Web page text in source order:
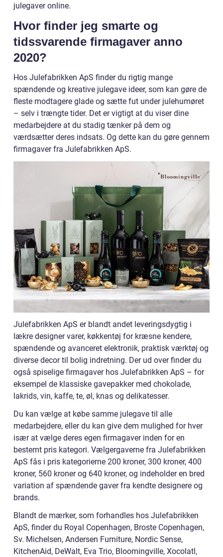
julegaver online.
Hvor finder jeg smarte og
tidssvarende firmagaver anno
2020?
Hos Julefabrikken ApS finder du rigtig mange
spændende og kreative julegave ideer, som kan gøre de
fleste modtagere glade og sætte fut under julehumøret
– selv i trængte tider. Det er vigtigt at du viser dine
medarbejdere at du stadig tænker på dem og
værdsætter deres indsats. Og dette kan du gøre gennem
firmagaver fra Julefabrikken ApS.
Julefabrikken ApS er blandt andet leveringsdygtig i
lækre designer varer, køkkentøj for kræsne kendere,
spændende og avanceret elektronik, praktisk værktøj og
diverse decor til bolig indretning. Der ud over finder du
også spiselige firmagaver hos Julefabrikken ApS – for
eksempel de klassiske gavepakker med chokolade,
lakrids, vin, kaffe, te, øl, knas og delikatesser.
Du kan vælge at købe samme julegave til alle
medarbejdere, eller du kan give dem mulighed for hver
især at vælge deres egen firmagaver inden for en
bestemt pris kategori. Vælgergaverne fra Julefabrikken
ApS fås i pris kategorierne 200 kroner, 300 kroner, 400
kroner, 560 kroner og 640 kroner, og indeholder en bred
variation af spændende gaver fra kendte designere og
brands.
Blandt de mærker, som forhandles hos Julefabrikken
ApS, finder du Royal Copenhagen, Broste Copenhagen,
Sv. Michelsen, Andersen Furniture, Nordic Sense,
KitchenAid, DeWalt, Eva Trio, Bloomingville, Xocolatl,